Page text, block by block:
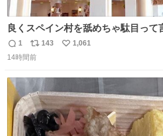
良くスペイン村を舐めちゃ駄目って
ちゃ行けないのはスペィン村ホテル
中庭抜けるだけでこの有様🤩 ディズ
ニャは益々素晴らしい場所になってる
返
信
1
リ
ポ
ト
数
143
い
1,061
14時間前